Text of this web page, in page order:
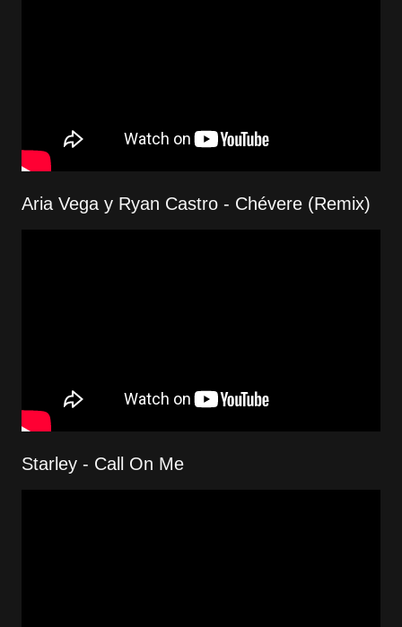
Aria Vega y Ryan Castro - Chévere (Remix)
Starley - Call On Me